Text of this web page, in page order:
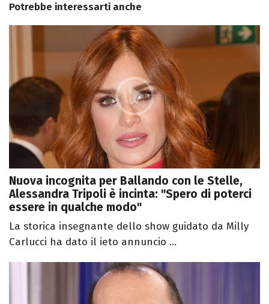
Potrebbe interessarti anche
Nuova incognita per Ballando con le Stelle,
Alessandra Tripoli è incinta: "Spero di poterci
essere in qualche modo"
La storica insegnante dello show guidato da Milly
Carlucci ha dato il ieto annuncio ...